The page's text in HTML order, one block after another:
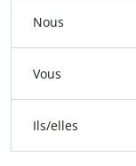
Nous
Vous
Ils/elles